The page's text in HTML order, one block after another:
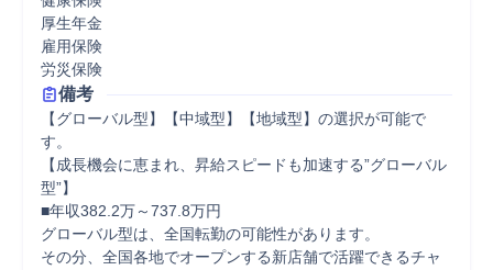
厚生年金
雇用保険
労災保険
備考
【グローバル型】【中域型】【地域型】の選択が可能で
す。
【成長機会に恵まれ、昇給スピードも加速する”グローバル
型”】
■年収382.2万～737.8万円
グローバル型は、全国転勤の可能性があります。
その分、全国各地でオープンする新店舗で活躍できるチャ